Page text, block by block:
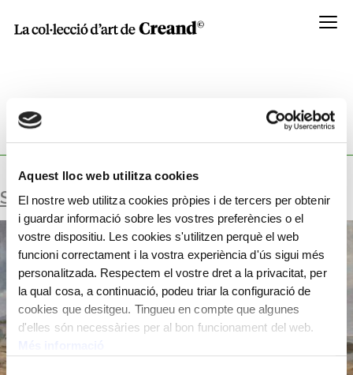
Aquest lloc web utilitza cookies
El nostre web utilitza cookies pròpies i de tercers per obtenir
i guardar informació sobre les vostres preferències o el
vostre dispositiu. Les cookies s'utilitzen perquè el web
funcioni correctament i la vostra experiència d'ús sigui més
personalitzada. Respectem el vostre dret a la privacitat, per
la qual cosa, a continuació, podeu triar la configuració de
cookies que desitgeu. Tingueu en compte que algunes
d'elles són necessàries per al bon funcionament del web.
Menú
SURFACE:
62X106 CM
SENSE TÍTOL